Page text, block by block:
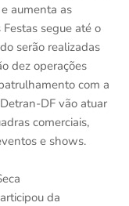
aumenta as
segue até o
serão realizadas
dez operações
com a
DF vão atuar
comerciais,
e shows.
da